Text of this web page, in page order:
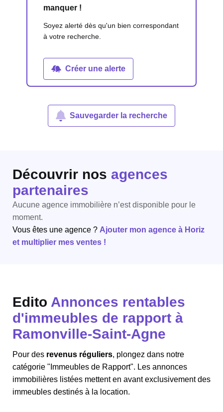
manquer !
Soyez alerté dès qu'un bien correspondant
à votre recherche.
Créer une alerte
Sauvegarder la recherche
Découvrir nos agences
partenaires
Aucune agence immobilière n’est disponible pour le
moment.
Vous êtes une agence ? Ajouter mon agence à Horiz
et multiplier mes ventes !
Edito Annonces rentables
d'immeubles de rapport à
Ramonville-Saint-Agne
Pour des revenus réguliers, plongez dans notre
catégorie "Immeubles de Rapport". Les annonces
immobilières listées mettent en avant exclusivement des
immeubles destinés à la location.